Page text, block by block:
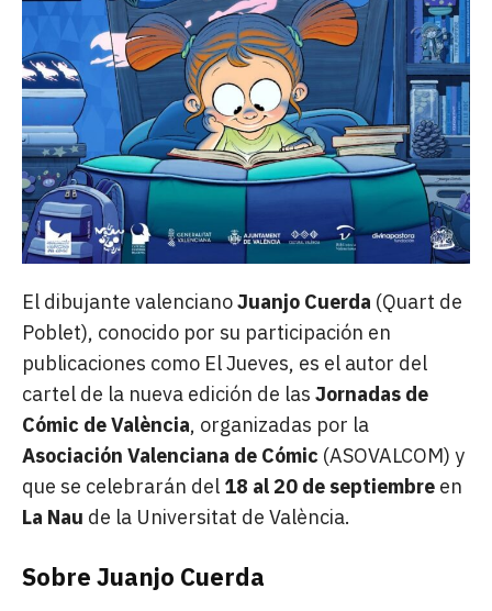
El dibujante valencianoJuanjo Cuerda (Quart de
Poblet), conocido por su participación en
publicaciones como El Jueves, es el autor del
cartel de la nueva edición de las Jornadas de
Cómic de València, organizadas por la
Asociación Valenciana de Cómic (ASOVALCOM) y
que se celebrarán del 18 al 20 de septiembre en
La Nau de la Universitat de València.
Sobre Juanjo Cuerda